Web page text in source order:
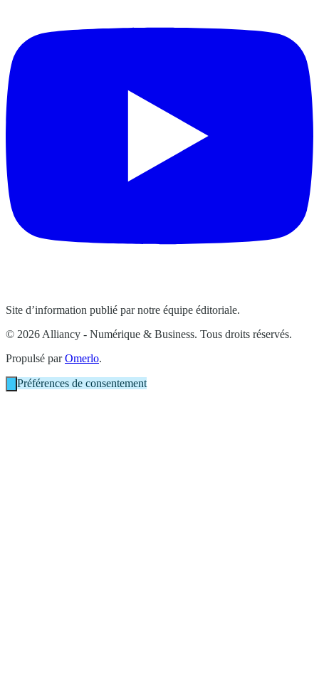
Site d’information publié par notre équipe éditoriale.
© 2026 Alliancy - Numérique & Business. Tous droits réservés.
Propulsé parOmerlo.
Préférences de consentement